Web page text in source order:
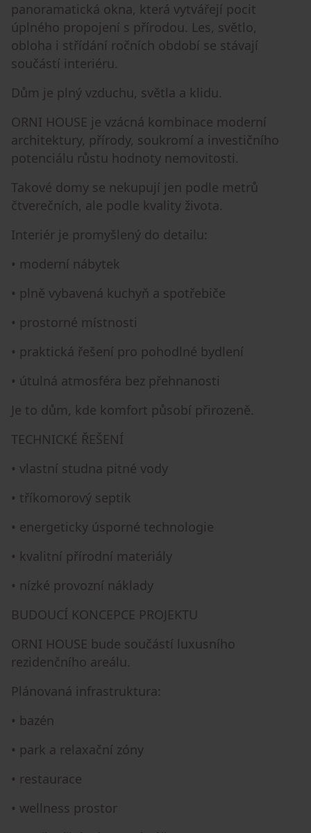
panoramatická okna, která vytvářejí pocit
úplného propojení s přírodou. Les, světlo,
obloha i střídání ročních období se stávají
součástí interiéru.
Dům je plný vzduchu, světla a klidu.
ORNI HOUSE je vzácná kombinace moderní
architektury, přírody, soukromí a investičního
potenciálu růstu hodnoty nemovitosti.
Takové domy se nekupují jen podle metrů
čtverečních, ale podle kvality života.
Interiér je promyšlený do detailu:
• moderní nábytek
• plně vybavená kuchyň a spotřebiče
• prostorné místnosti
• praktická řešení pro pohodlné bydlení
• útulná atmosféra bez přehnanosti
Je to dům, kde komfort působí přirozeně.
TECHNICKÉ ŘEŠENÍ
• vlastní studna pitné vody
• tříkomorový septik
• energeticky úsporné technologie
• kvalitní přírodní materiály
• nízké provozní náklady
BUDOUCÍ KONCEPCE PROJEKTU
ORNI HOUSE bude součástí luxusního
rezidenčního areálu.
Plánovaná infrastruktura:
• bazén
• park a relaxační zóny
• restaurace
• wellness prostor